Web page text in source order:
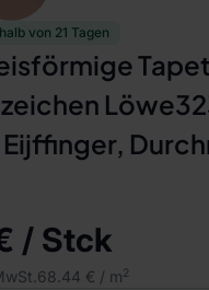
von 21 Tagen
/ Stck
68.44 € / m2